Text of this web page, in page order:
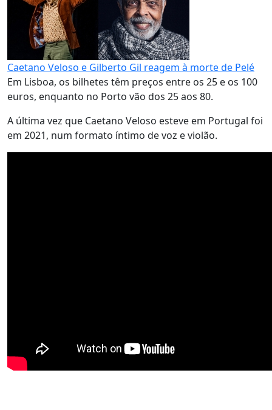
Caetano Veloso e Gilberto Gil reagem à morte de Pelé
Em Lisboa, os bilhetes têm preços entre os 25 e os 100
euros, enquanto no Porto vão dos 25 aos 80.
A última vez que Caetano Veloso esteve em Portugal foi
em 2021, num formato íntimo de voz e violão.